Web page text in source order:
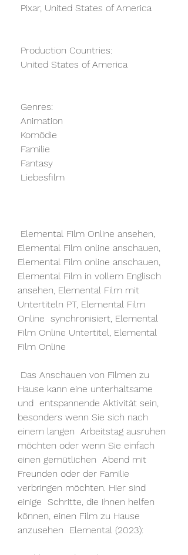
Pixar, United States of America
Production Countries:
United States of America
Genres:
Animation
Komödie
Familie
Fantasy
Liebesfilm
Elemental Film online anschauen,
Elemental Film online anschauen,
Elemental Film in vollem Englisch
ansehen, Elemental Film mit
Untertiteln PT, Elemental Film
Online  synchronisiert, Elemental
Film Online Untertitel, Elemental
Film Online
Hause kann eine unterhaltsame
und  entspannende Aktivität sein,
besonders wenn Sie sich nach
einem langen  Arbeitstag ausruhen
möchten oder wenn Sie einfach
einen gemütlichen  Abend mit
Freunden oder der Familie
verbringen möchten. Hier sind
einige  Schritte, die Ihnen helfen
können, einen Film zu Hause
anzusehen  Elemental (2023):